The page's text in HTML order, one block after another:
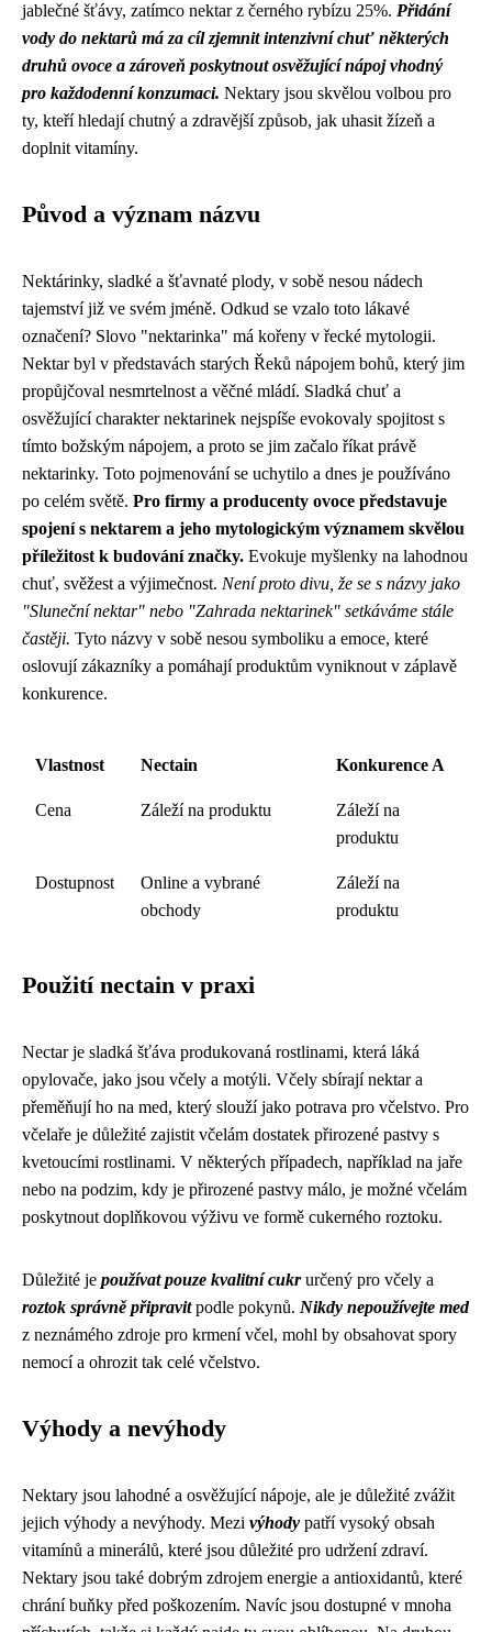
jablečné šťávy, zatímco nektar z černého rybízu 25%. Přidání
vody do nektarů má za cíl zjemnit intenzivní chuť některých
druhů ovoce a zároveň poskytnout osvěžující nápoj vhodný
pro každodenní konzumaci. Nektary jsou skvělou volbou pro
ty, kteří hledají chutný a zdravější způsob, jak uhasit žízeň a
doplnit vitamíny.
Původ a význam názvu
Nektárinky, sladké a šťavnaté plody, v sobě nesou nádech
tajemství již ve svém jméně. Odkud se vzalo toto lákavé
označení? Slovo "nektarinka" má kořeny v řecké mytologii.
Nektar byl v představách starých Řeků nápojem bohů, který jim
propůjčoval nesmrtelnost a věčné mládí. Sladká chuť a
osvěžující charakter nektarinek nejspíše evokovaly spojitost s
tímto božským nápojem, a proto se jim začalo říkat právě
nektarinky. Toto pojmenování se uchytilo a dnes je používáno
po celém světě. Pro firmy a producenty ovoce představuje
spojení s nektarem a jeho mytologickým významem skvělou
příležitost k budování značky. Evokuje myšlenky na lahodnou
chuť, svěžest a výjimečnost. Není proto divu, že se s názvy jako
"Sluneční nektar" nebo "Zahrada nektarinek" setkáváme stále
častěji. Tyto názvy v sobě nesou symboliku a emoce, které
oslovují zákazníky a pomáhají produktům vyniknout v záplavě
konkurence.
Vlastnost Nectain Konkurence A
Cena Záleží na produktu
Záleží na
produktu
Dostupnost
Online a vybrané
obchody
Záleží na
produktu
Použití nectain v praxi
Nectar je sladká šťáva produkovaná rostlinami, která láká
opylovače, jako jsou včely a motýli. Včely sbírají nektar a
přeměňují ho na med, který slouží jako potrava pro včelstvo. Pro
včelaře je důležité zajistit včelám dostatek přirozené pastvy s
kvetoucími rostlinami. V některých případech, například na jaře
nebo na podzim, kdy je přirozené pastvy málo, je možné včelám
poskytnout doplňkovou výživu ve formě cukerného roztoku.
Důležité je používat pouze kvalitní cukrurčený pro včely a
roztok správně připravitpodle pokynů. Nikdy nepoužívejte med
z neznámého zdroje pro krmení včel, mohl by obsahovat spory
nemocí a ohrozit tak celé včelstvo.
Výhody a nevýhody
Nektary jsou lahodné a osvěžující nápoje, ale je důležité zvážit
jejich výhody a nevýhody. Mezi výhody patří vysoký obsah
vitamínů a minerálů, které jsou důležité pro udržení zdraví.
Nektary jsou také dobrým zdrojem energie a antioxidantů, které
chrání buňky před poškozením. Navíc jsou dostupné v mnoha